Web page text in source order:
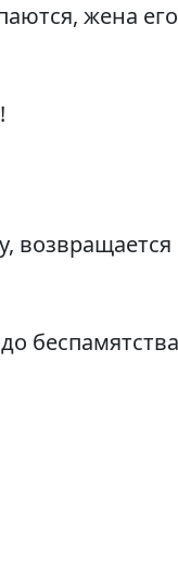
жена его
возвращается